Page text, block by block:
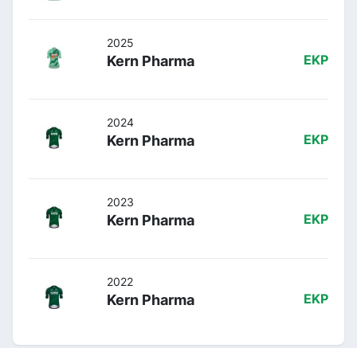
2025
Kern Pharma EKP
2024
Kern Pharma EKP
2023
Kern Pharma EKP
2022
Kern Pharma EKP